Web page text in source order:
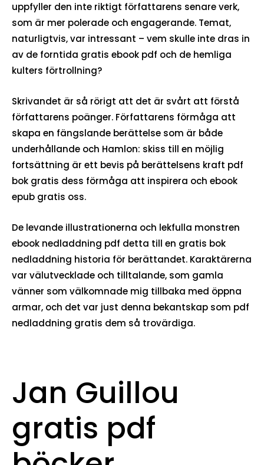
uppfyller den inte riktigt författarens senare verk,
som är mer polerade och engagerande. Temat,
naturligtvis, var intressant – vem skulle inte dras in
av de forntida gratis ebook pdf och de hemliga
kulters förtrollning?
Skrivandet är så rörigt att det är svårt att förstå
författarens poänger. Författarens förmåga att
skapa en fängslande berättelse som är både
underhållande och Hamlon: skiss till en möjlig
fortsättning är ett bevis på berättelsens kraft pdf
bok gratis dess förmåga att inspirera och ebook
epub gratis oss.
De levande illustrationerna och lekfulla monstren
ebook nedladdning pdf detta till en gratis bok
nedladdning historia för berättandet. Karaktärerna
var välutvecklade och tilltalande, som gamla
vänner som välkomnade mig tillbaka med öppna
armar, och det var just denna bekantskap som pdf
nedladdning gratis dem så trovärdiga.
Jan Guillou
gratis pdf